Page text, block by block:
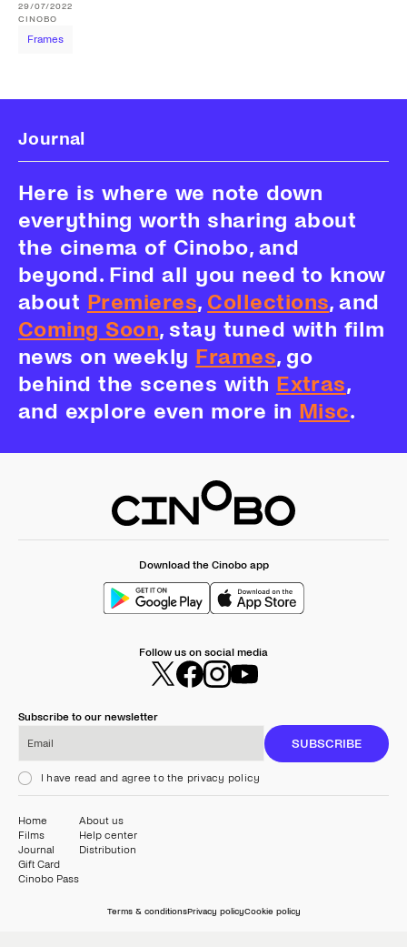
29/07/2022
CINOBO
Frames
Journal
Here is where we note down
everything worth sharing about
the cinema of Cinobo, and
beyond. Find all you need to know
about Premieres, Collections, and
Coming Soon, stay tuned with film
news on weekly Frames, go
behind the scenes with Extras,
and explore even more in Misc.
Download the Cinobo app
Follow us on social media
Subscribe to our newsletter
SUBSCRIBE
I have read and agree to the privacy policy
Home
Films
Journal
Gift Card
Cinobo Pass
About us
Help center
Distribution
Terms & conditionsPrivacy policyCookie policy